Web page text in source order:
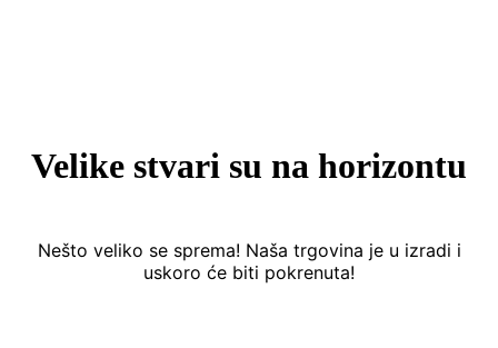
Velike stvari su na horizontu
Nešto veliko se sprema! Naša trgovina je u izradi i
uskoro će biti pokrenuta!